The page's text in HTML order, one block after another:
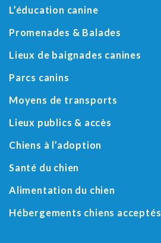
L’éducation canine
Promenades & Balades
Lieux de baignades canines
Parcs canins
Moyens de transports
Lieux publics & accès
Chiens à l’adoption
Santé du chien
Alimentation du chien
Hébergements chiens acceptés